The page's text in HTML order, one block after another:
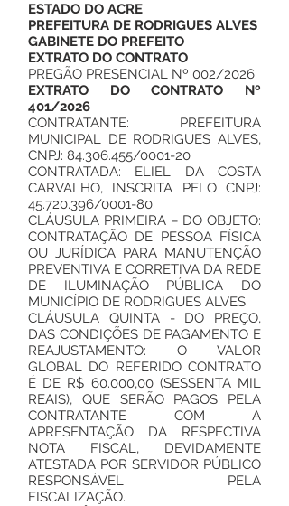
ESTADO DO ACRE
PREFEITURA DE RODRIGUES ALVES
GABINETE DO PREFEITO
EXTRATO DO CONTRATO
PREGÃO PRESENCIAL Nº 002/2026
EXTRATO DO CONTRATO Nº
401/2026
CONTRATANTE: PREFEITURA
MUNICIPAL DE RODRIGUES ALVES,
CNPJ: 84.306.455/0001-20
CONTRATADA: ELIEL DA COSTA
CARVALHO, INSCRITA PELO CNPJ:
45.720.396/0001-80.
CLÁUSULA PRIMEIRA – DO OBJETO:
CONTRATAÇÃO DE PESSOA FÍSICA
OU JURÍDICA PARA MANUTENÇÃO
PREVENTIVA E CORRETIVA DA REDE
DE ILUMINAÇÃO PÚBLICA DO
MUNICÍPIO DE RODRIGUES ALVES.
CLÁUSULA QUINTA - DO PREÇO,
DAS CONDIÇÕES DE PAGAMENTO E
REAJUSTAMENTO: O VALOR
GLOBAL DO REFERIDO CONTRATO
É DE R$ 60.000,00 (SESSENTA MIL
REAIS), QUE SERÃO PAGOS PELA
CONTRATANTE COM A
APRESENTAÇÃO DA RESPECTIVA
NOTA FISCAL, DEVIDAMENTE
ATESTADA POR SERVIDOR PÚBLICO
RESPONSÁVEL PELA
FISCALIZAÇÃO.